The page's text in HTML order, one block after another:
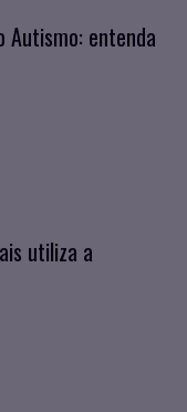
Autismo: entenda
utiliza a